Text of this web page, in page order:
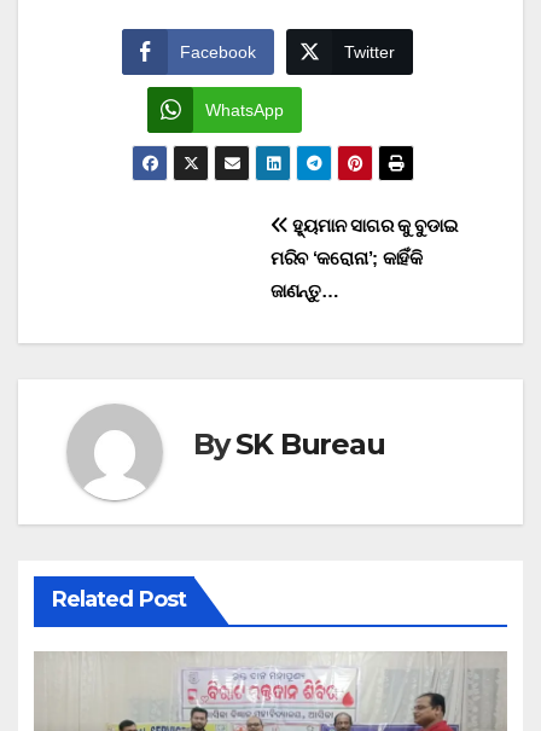
Facebook Twitter
WhatsApp
ହ୍ୟୁମାନ ସାଗର କୁ ବୁଡାଇ
ମରିବ ‘କରୋନା’; କାହିଁକି
ଜାଣନ୍ତୁ…
BySK Bureau
Related Post